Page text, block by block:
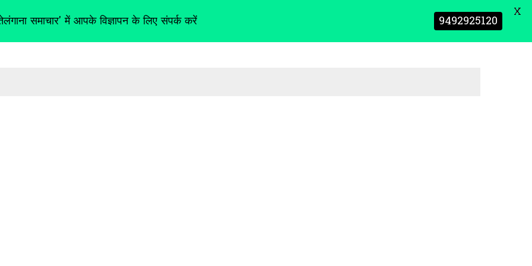
समाचार' में आपके विज्ञापन के लिए संपर्क करें 9492925120 X